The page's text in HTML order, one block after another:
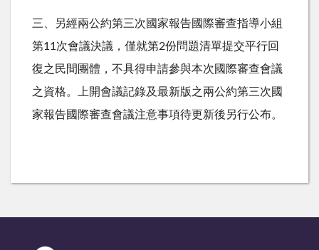
三、另經兩公約第三次國家報告國際審查指導小組
第11次會議決議，僅就第2份問題清單提交平行回
復之民間團體，不具得申請參與本次國際審查會議
之資格。上開會議記錄及最新版之兩公約第三次國
家報告國際審查會議注意事項待更新後另行公布。